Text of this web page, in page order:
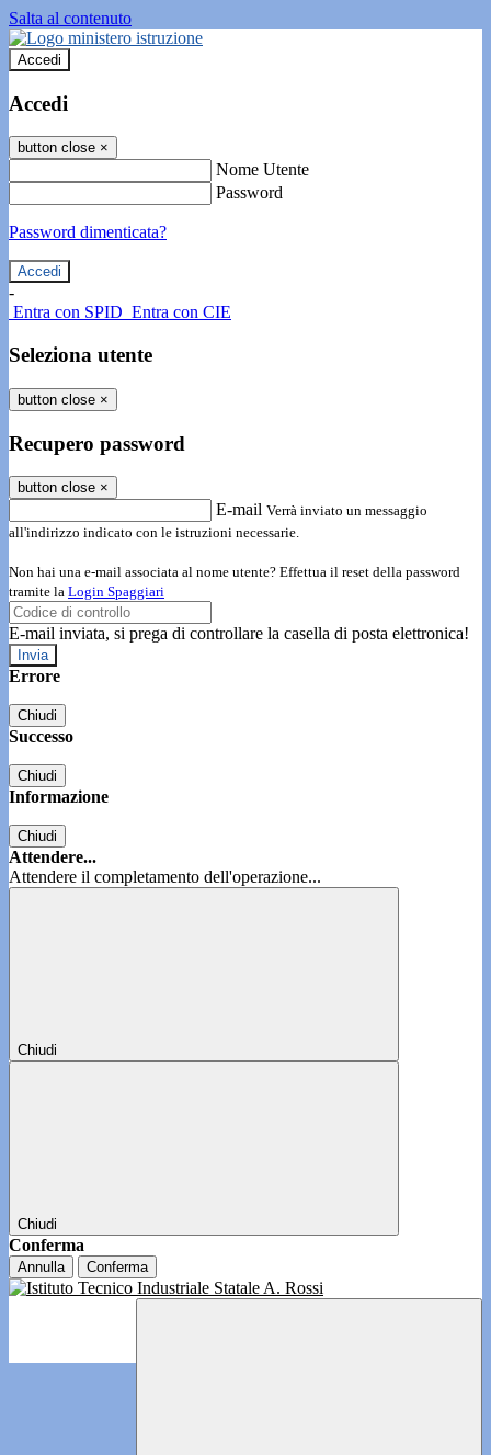
Salta al contenuto
Accedi
Accedi
button close ×
Nome Utente
Password
Password dimenticata?
-
Entra con SPID Entra con CIE
Seleziona utente
button close ×
Recupero password
button close ×
E-mail Verrà inviato un messaggio
all'indirizzo indicato con le istruzioni necessarie.
Non hai una e-mail associata al nome utente? Effettua il reset della password
tramite la Login Spaggiari
E-mail inviata, si prega di controllare la casella di posta elettronica!
Errore
Chiudi
Successo
Chiudi
Informazione
Chiudi
Attendere...
Attendere il completamento dell'operazione...
Chiudi
Chiudi
Conferma
Annulla Conferma